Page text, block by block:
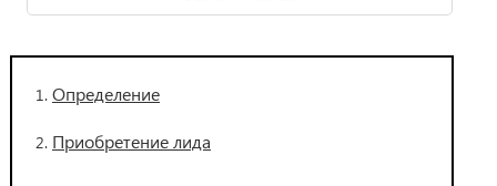
Определение
Приобретение лида